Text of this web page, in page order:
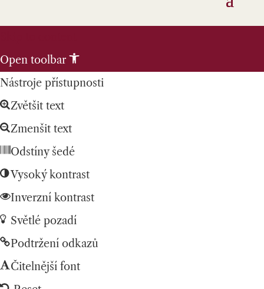
Open toolbar
Nástroje přístupnosti
Zvětšit text
Zmenšit text
Odstíny šedé
Vysoký kontrast
Inverzní kontrast
Světlé pozadí
Podtržení odkazů
Čitelnější font